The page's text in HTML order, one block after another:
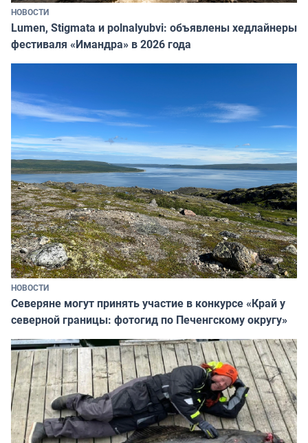
НОВОСТИ
Lumen, Stigmata и polnalyubvi: объявлены хедлайнеры
фестиваля «Имандра» в 2026 года
НОВОСТИ
Северяне могут принять участие в конкурсе «Край у
северной границы: фотогид по Печенгскому округу»